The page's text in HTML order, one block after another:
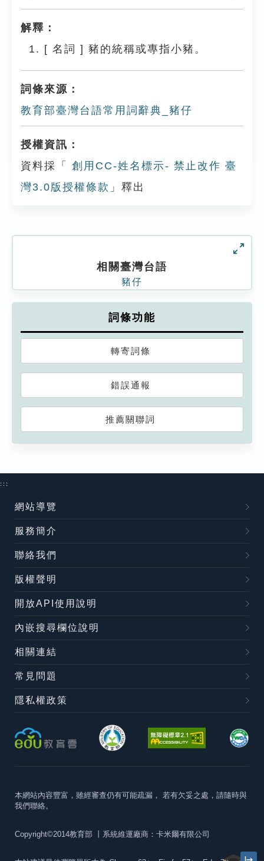
解釋：
[ 名詞 ] 豬的統稱或專指小豬。
詞條來源：
教育部臺灣台語常用詞辭典_豬仔
授權資訊：
資料採「
創用CC-姓名標示- 禁止改作 臺
灣3.0版授權條款 」釋出
相關臺灣台語
豬仔
詞條功能
轉寄詞條
錯誤通報
推薦關聯詞
:::
網站導覽
服務簡介
聯絡我們
版權聲明
開放API使用說明
內嵌搜尋欄位說明
相關連結
常見問題
隱私權政策
本網站內容豐富，雖經審查仍有可能疏漏， 若有欠妥之處，請隨時與
我們聯絡。
Copyright©2014教育部 丨系統維運廠商：卡米爾有限公司